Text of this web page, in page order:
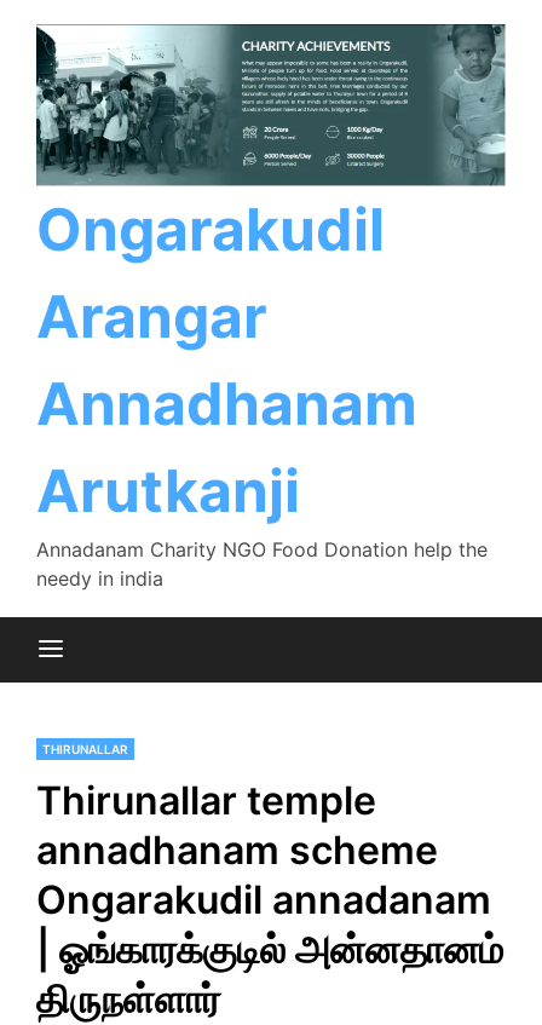
Ongarakudil
Arangar
Annadhanam
Arutkanji
Annadanam Charity NGO Food Donation help the
needy in india
THIRUNALLAR
Thirunallar temple
annadhanam scheme
Ongarakudil annadanam
| ஓங்காரக்குடில் அன்னதானம்
திருநள்ளார்